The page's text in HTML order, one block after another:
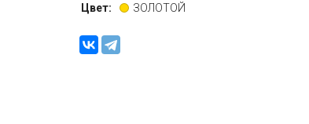
Цвет: ЗОЛОТОЙ